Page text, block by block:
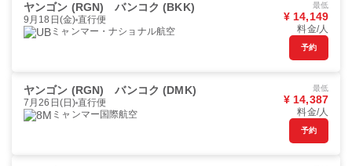
ヤンゴン (RGN) バンコク (BKK)
9月18日(金) 直行便
ミャンマー・ナショナル航空
最低
¥ 14,149
料金/人
予約
ヤンゴン (RGN) バンコク (DMK)
7月26日(日) 直行便
ミャンマー国際航空
最低
¥ 14,387
料金/人
予約